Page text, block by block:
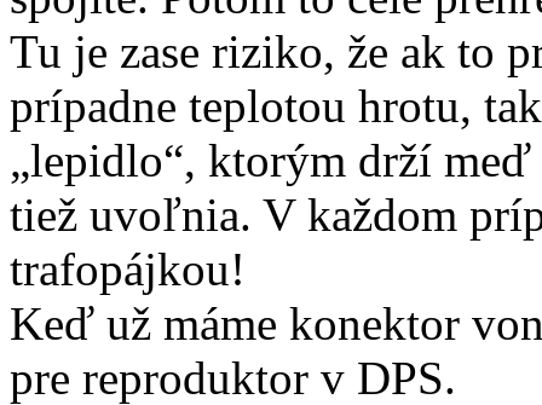
Tu je zase riziko, že ak to
prípadne teplotou hrotu,
„lepidlo“, ktorým drží
tiež uvoľnia. V každom
trafopájkou!
Keď už máme konektor
pre reproduktor v DPS.